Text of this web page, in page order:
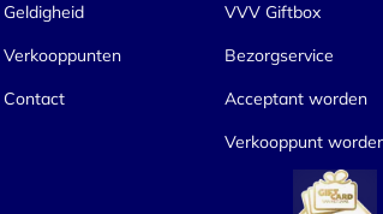
Geldigheid
Verkooppunten
Contact
VVV Giftbox
Bezorgservice
Acceptant worden
Verkooppunt